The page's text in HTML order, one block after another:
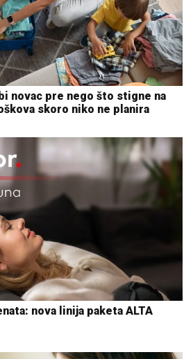
novac pre nego što stigne na
skoro niko ne planira
nova linija paketa ALTA